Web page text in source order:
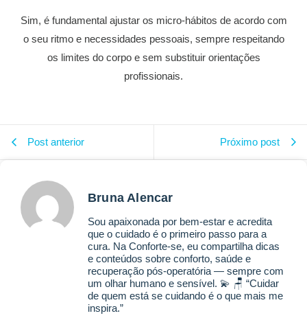
Sim, é fundamental ajustar os micro-hábitos de acordo com
o seu ritmo e necessidades pessoais, sempre respeitando
os limites do corpo e sem substituir orientações
profissionais.
Post anterior Próximo post
Bruna Alencar
Sou apaixonada por bem-estar e acredita
que o cuidado é o primeiro passo para a
cura. Na Conforte-se, eu compartilha dicas
e conteúdos sobre conforto, saúde e
recuperação pós-operatória — sempre com
um olhar humano e sensível. 💫 🪑 “Cuidar
de quem está se cuidando é o que mais me
inspira.”